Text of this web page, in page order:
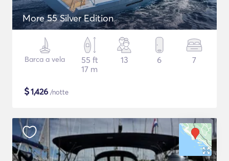
More 55 Silver Edition
Barca a vela
55 ft
17 m
13 6 7
$1,426 /notte